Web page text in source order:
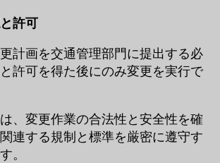
許可
計画を交通管理部門に提出する必
許可を得た後にのみ変更を実行で
、変更作業の合法性と安全性を確
連する規制と標準を厳密に遵守す
。